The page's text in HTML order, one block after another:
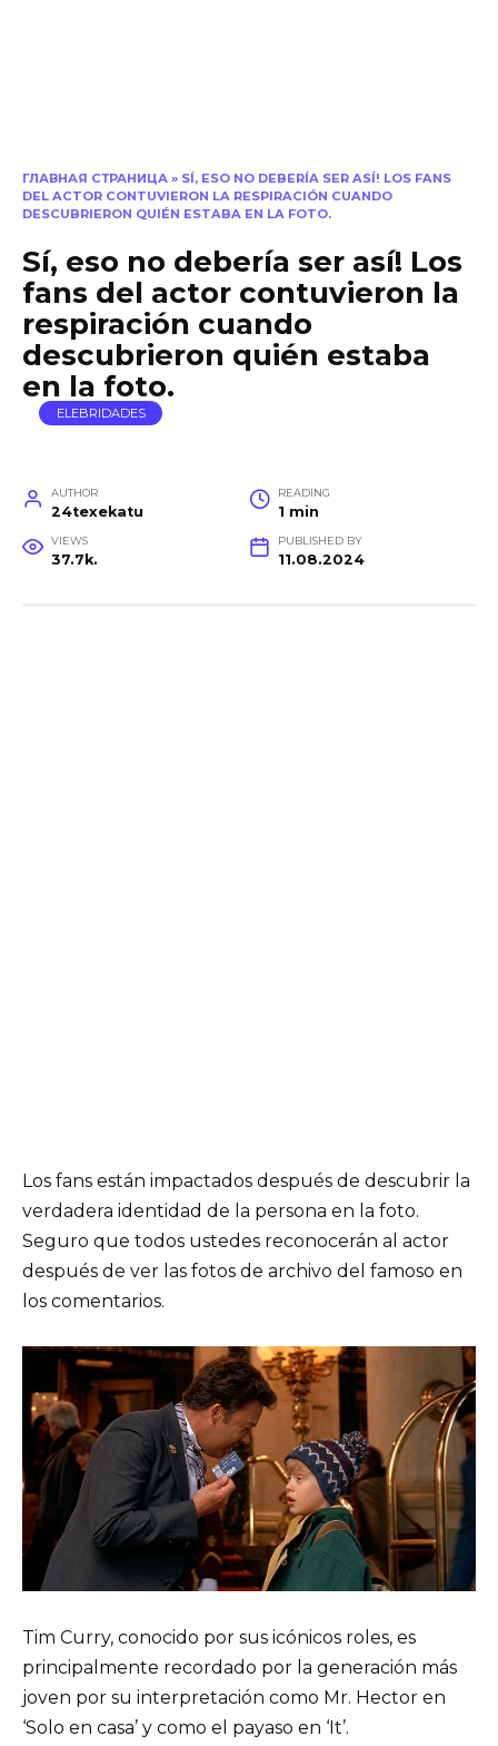
ГЛАВНАЯ СТРАНИЦА » SÍ, ESO NO DEBERÍA SER ASÍ! LOS FANS
DEL ACTOR CONTUVIERON LA RESPIRACIÓN CUANDO
DESCUBRIERON QUIÉN ESTABA EN LA FOTO.
Sí, eso no debería ser así! Los
fans del actor contuvieron la
respiración cuando
descubrieron quién estaba
en la foto.
ELEBRIDADES
AUTHOR
24texekatu
READING
1 min
VIEWS
37.7k.
PUBLISHED BY
11.08.2024
Los fans están impactados después de descubrir la
verdadera identidad de la persona en la foto.
Seguro que todos ustedes reconocerán al actor
después de ver las fotos de archivo del famoso en
los comentarios.
Tim Curry, conocido por sus icónicos roles, es
principalmente recordado por la generación más
joven por su interpretación como Mr. Hector en
‘Solo en casa’ y como el payaso en ‘It’.